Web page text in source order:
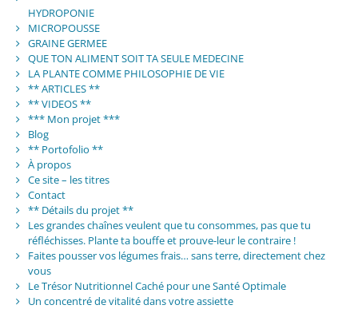
HYDROPONIE
MICROPOUSSE
GRAINE GERMEE
QUE TON ALIMENT SOIT TA SEULE MEDECINE
LA PLANTE COMME PHILOSOPHIE DE VIE
** ARTICLES **
** VIDEOS **
*** Mon projet ***
Blog
** Portofolio **
À propos
Ce site – les titres
Contact
** Détails du projet **
Les grandes chaînes veulent que tu consommes, pas que tu
réfléchisses. Plante ta bouffe et prouve-leur le contraire !
Faites pousser vos légumes frais… sans terre, directement chez
vous
Le Trésor Nutritionnel Caché pour une Santé Optimale
Un concentré de vitalité dans votre assiette